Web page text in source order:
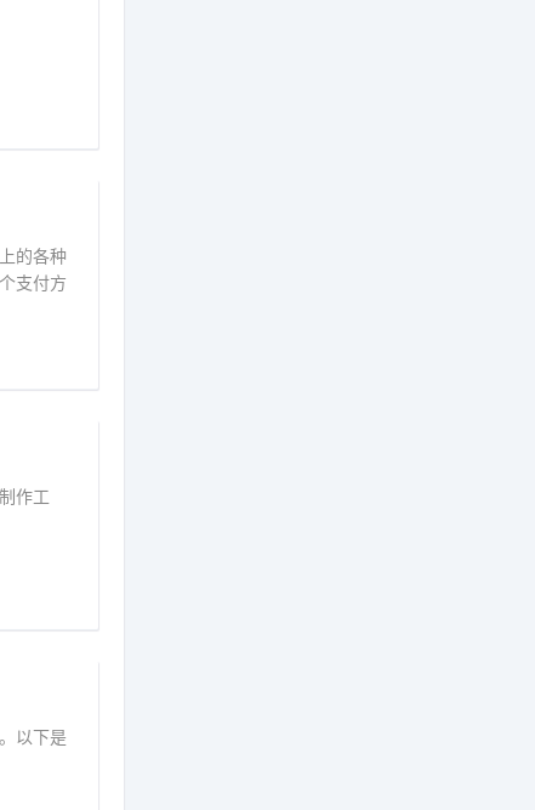
的各种
支付方
作工
以下是